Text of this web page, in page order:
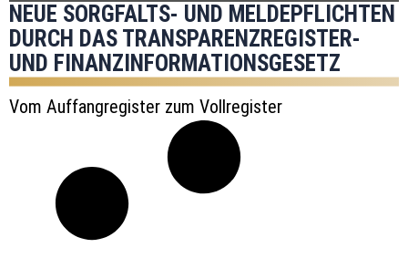
NEUE SORGFALTS- UND MELDEPFLICHTEN
DURCH DAS TRANSPARENZREGISTER-
UND FINANZINFORMATIONSGESETZ
Vom Auffangregister zum Vollregister